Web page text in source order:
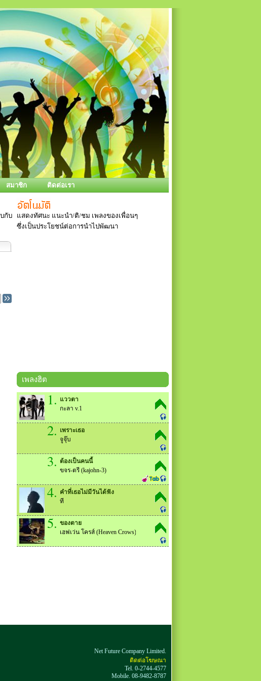
สมาชิก ติดต่อเรา
กับ
แสดงทัศนะ แนะนำ/ติ/ชม เพลงของเพื่อนๆ
ซึ่งเป็นประโยชน์ต่อการนำไปพัฒนา
เพลงฮิต
1. แววตา
กะลา v.1
2. เพราะเธอ
จูจุ๊บ
3. ต้องเป็นคนนี้
ขจร-ตรี (kajohn-3)
4. คำที่เธอไม่มีวันได้ฟัง
ที
5. ของตาย
เฮฟเว่น โครส์ (Heaven Crows)
Net Future Company Limited.
ติดต่อโฆษณา
Tel. 0-2744-4577
Mobile. 08-9482-8787